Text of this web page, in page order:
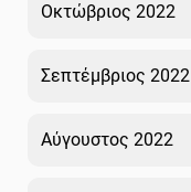
Οκτώβριος 2022
Σεπτέμβριος 2022
Αύγουστος 2022